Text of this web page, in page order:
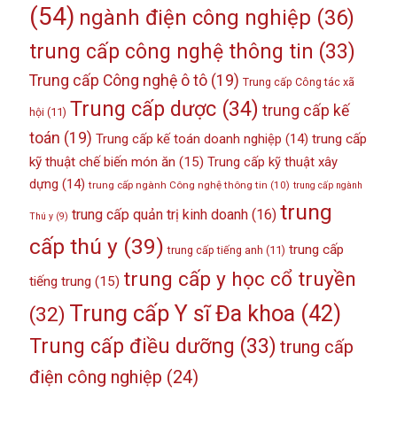
(54) ngành điện công nghiệp (36)
trung cấp công nghệ thông tin (33)
Trung cấp Công nghệ ô tô(19) Trung cấp Công tác xã
hội (11) Trung cấp dược(34) trung cấp kế
toán (19) Trung cấp kế toán doanh nghiệp (14) trung cấp
kỹ thuật chế biến món ăn (15) Trung cấp kỹ thuật xây
dựng (14) trung cấp ngành Công nghệ thông tin (10) trung cấp ngành
Thú y(9) trung cấp quản trị kinh doanh(16) trung
cấp thú y(39) trung cấp tiếng anh (11) trung cấp
tiếng trung (15) trung cấp y học cổ truyền
(32) Trung cấp Y sĩ Đa khoa (42)
Trung cấp điều dưỡng (33) trung cấp
điện công nghiệp (24)